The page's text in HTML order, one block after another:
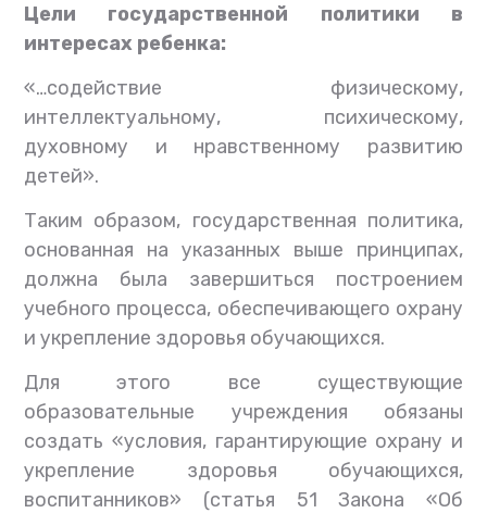
Цели государственной политики в
интересах ребенка:
«…содействие физическому,
интеллектуальному, психическому,
духовному и нравственному развитию
детей».
Таким образом, государственная политика,
основанная на указанных выше принципах,
должна была завершиться построением
учебного процесса, обеспечивающего охрану
и укрепление здоровья обучающихся.
Для этого все существующие
образовательные учреждения обязаны
создать «условия, гарантирующие охрану и
укрепление здоровья обучающихся,
воспитанников» (статья 51 Закона «Об